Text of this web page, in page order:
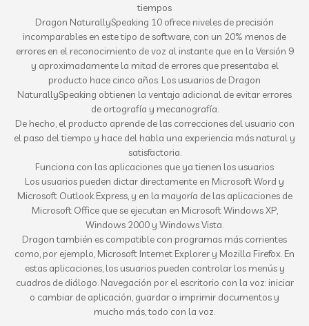
tiempos
Dragon NaturallySpeaking 10 ofrece niveles de precisión
incomparables en este tipo de software, con un 20% menos de
errores en el reconocimiento de voz al instante que en la Versión 9
y aproximadamente la mitad de errores que presentaba el
producto hace cinco años. Los usuarios de Dragon
NaturallySpeaking obtienen la ventaja adicional de evitar errores
de ortografía y mecanografía.
De hecho, el producto aprende de las correcciones del usuario con
el paso del tiempo y hace del habla una experiencia más natural y
satisfactoria.
Funciona con las aplicaciones que ya tienen los usuarios
Los usuarios pueden dictar directamente en Microsoft Word y
Microsoft Outlook Express, y en la mayoría de las aplicaciones de
Microsoft Office que se ejecutan en Microsoft Windows XP,
Windows 2000 y Windows Vista.
Dragon también es compatible con programas más corrientes
como, por ejemplo, Microsoft Internet Explorer y Mozilla Firefox. En
estas aplicaciones, los usuarios pueden controlar los menús y
cuadros de diálogo. Navegación por el escritorio con la voz: iniciar
o cambiar de aplicación, guardar o imprimir documentos y
mucho más, todo con la voz.